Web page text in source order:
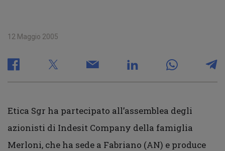
12 Maggio 2005
Etica Sgr ha partecipato all’assemblea degli
azionisti di Indesit Company della famiglia
Merloni, che ha sede a Fabriano (AN) e produce